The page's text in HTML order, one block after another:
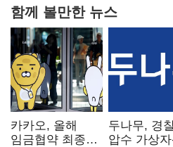
함께 볼만한 뉴스
카카오, 올해
임금협약 최종
두나무, 경
압수 가상